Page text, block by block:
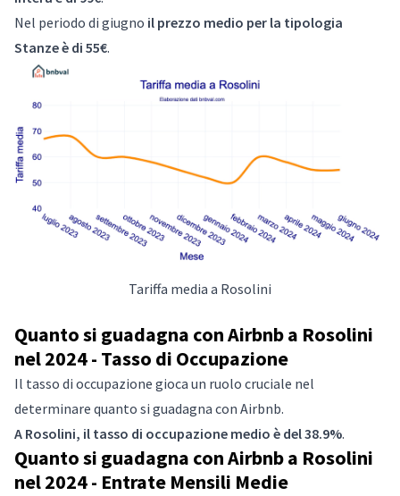
Nel periodo di giugno il prezzo medio per la tipologia
Stanze è di 55€.
Tariffa media a Rosolini
Quanto si guadagna con Airbnb a Rosolini
nel 2024 - Tasso di Occupazione
Il tasso di occupazione gioca un ruolo cruciale nel
determinare quanto si guadagna con Airbnb.
A Rosolini, il tasso di occupazione medio è del 38.9%.
Quanto si guadagna con Airbnb a Rosolini
nel 2024 - Entrate Mensili Medie